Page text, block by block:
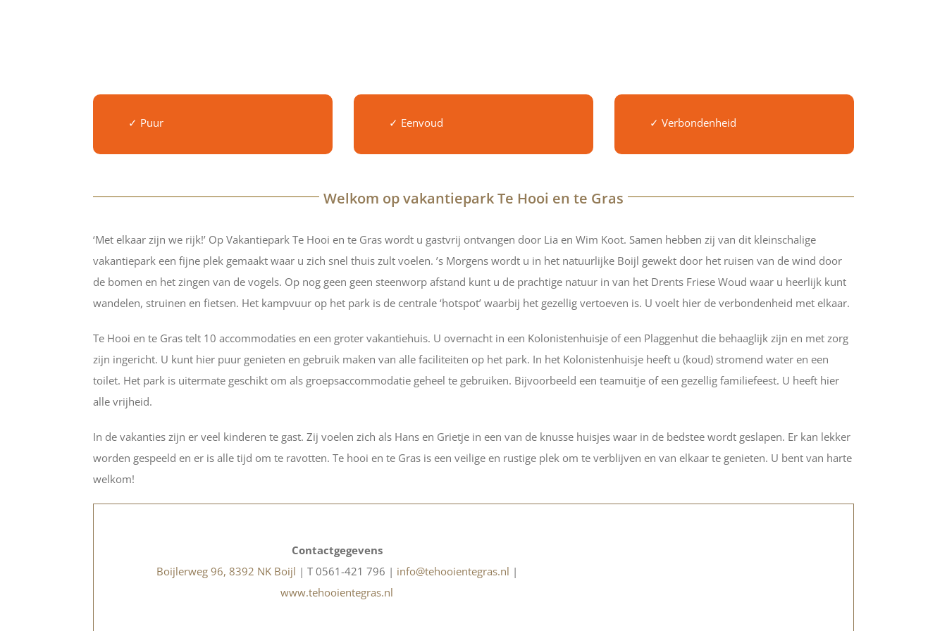
✓ Puur ✓ Eenvoud ✓ Verbondenheid
Welkom op vakantiepark Te Hooi en te Gras
‘Met elkaar zijn we rijk!’ Op Vakantiepark Te Hooi en te Gras wordt u gastvrij ontvangen door Lia en Wim Koot. Samen hebben zij van dit kleinschalige
vakantiepark een fijne plek gemaakt waar u zich snel thuis zult voelen. ’s Morgens wordt u in het natuurlijke Boijl gewekt door het ruisen van de wind door
de bomen en het zingen van de vogels. Op nog geen geen steenworp afstand kunt u de prachtige natuur in van het Drents Friese Woud waar u heerlijk kunt
wandelen, struinen en fietsen. Het kampvuur op het park is de centrale ‘hotspot’ waarbij het gezellig vertoeven is. U voelt hier de verbondenheid met elkaar.
Te Hooi en te Gras telt 10 accommodaties en een groter vakantiehuis. U overnacht in een Kolonistenhuisje of een Plaggenhut die behaaglijk zijn en met zorg
zijn ingericht. U kunt hier puur genieten en gebruik maken van alle faciliteiten op het park. In het Kolonistenhuisje heeft u (koud) stromend water en een
toilet. Het park is uitermate geschikt om als groepsaccommodatie geheel te gebruiken. Bijvoorbeeld een teamuitje of een gezellig familiefeest. U heeft hier
alle vrijheid.
In de vakanties zijn er veel kinderen te gast. Zij voelen zich als Hans en Grietje in een van de knusse huisjes waar in de bedstee wordt geslapen. Er kan lekker
worden gespeeld en er is alle tijd om te ravotten. Te hooi en te Gras is een veilige en rustige plek om te verblijven en van elkaar te genieten. U bent van harte
welkom!
Contactgegevens
Boijlerweg 96, 8392 NK Boijl | T 0561-421 796 | info@tehooientegras.nl |
www.tehooientegras.nl